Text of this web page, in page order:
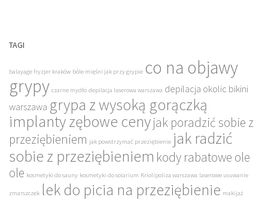
TAGI
balayage fryzjer kraków bóle mięśni jak przy grypie co na objawy
grypy czarne mydło depilacja laserowa warszawa depilacja okolic bikini
warszawa grypa z wysoką gorączką
implanty zębowe cenyjak poradzić sobie z
przeziębieniem jak powstrzymać przeziębienie jak radzić
sobie z przeziębieniem kody rabatowe ole
ole kosmetyki do sauny kosmetyki do solarium Kriolipoliza warszawa laserowe usuwanie
zmarszczek lek do picia na przeziębienie makijaż